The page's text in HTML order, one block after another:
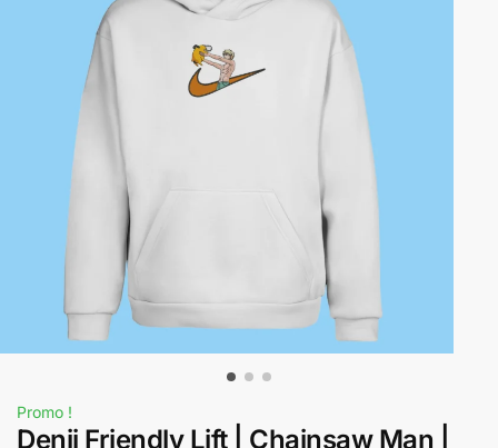
Promo !
Denji Friendly Lift | Chainsaw Man |